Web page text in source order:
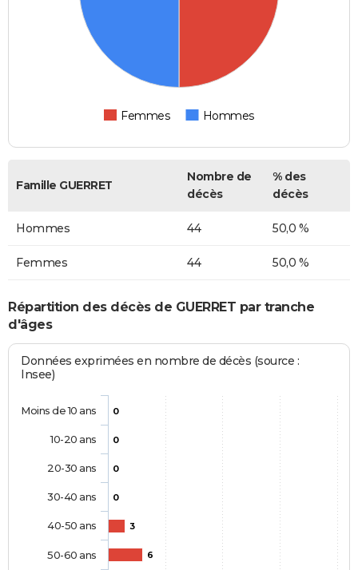
Femmes Hommes
Famille GUERRET
Nombre de
décès
% des
décès
Hommes 44 50,0 %
Femmes 44 50,0 %
Répartition des décès de GUERRET par tranche
d'âges
Données exprimées en nombre de décès (source :
Insee)
0
0
0
0
3
6
Moins de 10 ans
10-20 ans
20-30 ans
30-40 ans
40-50 ans
50-60 ans